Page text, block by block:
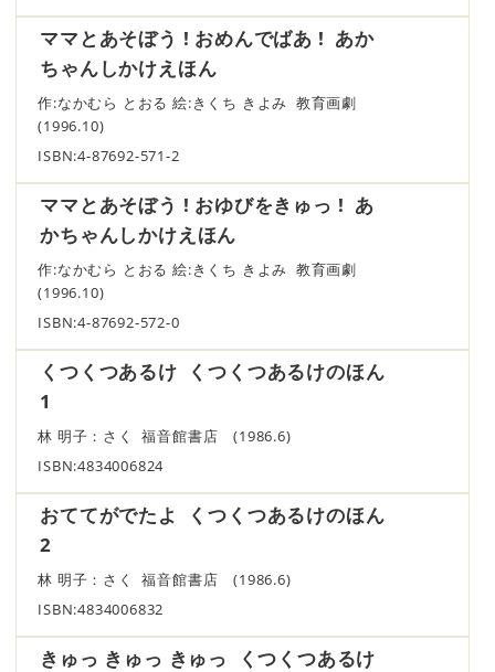
ママとあそぼう ! おめんでばあ ! あか
ちゃんしかけえほん
作:なかむら とおる 絵:きくち きよみ 教育画劇
(1996.10)
ISBN:4-87692-571-2
ママとあそぼう ! おゆびをきゅっ ! あ
かちゃんしかけえほん
作:なかむら とおる 絵:きくち きよみ 教育画劇
(1996.10)
ISBN:4-87692-572-0
くつくつあるけ くつくつあるけのほん
1
林 明子：さく 福音館書店 (1986.6)
ISBN:4834006824
おててがでたよ くつくつあるけのほん
2
林 明子：さく 福音館書店 (1986.6)
ISBN:4834006832
きゅっ きゅっ きゅっ くつくつあるけ